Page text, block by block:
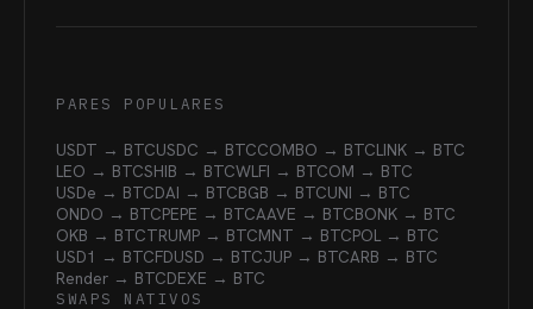
PARES POPULARES
USDT → BTCUSDC → BTCCOMBO → BTCLINK → BTC
LEO → BTCSHIB → BTCWLFI → BTCOM → BTC
USDe → BTCDAI → BTCBGB → BTCUNI → BTC
ONDO → BTCPEPE → BTCAAVE → BTCBONK → BTC
OKB → BTCTRUMP → BTCMNT → BTCPOL → BTC
USD1 → BTCFDUSD → BTCJUP → BTCARB → BTC
Render → BTCDEXE → BTC
SWAPS NATIVOS